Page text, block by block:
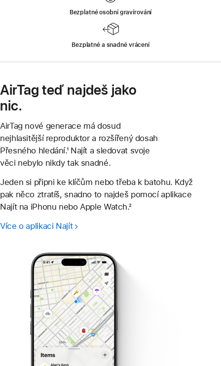
Bezplatné osobní gravírování
Bezplatné a snadné vrácení
AirTag teď najdeš jako
nic.
AirTag nové generace má dosud
nejhlasitější reproduktor a rozšířený dosah
Přesného hledání.¹ Najít a sledovat svoje
věci nebylo nikdy tak snadné.
Jeden si připni ke klíčům nebo třeba k batohu. Když
pak něco ztratíš, snadno to najdeš pomocí aplikace
Najít na iPhonu nebo Apple Watch.²
Více o aplikaci Najít